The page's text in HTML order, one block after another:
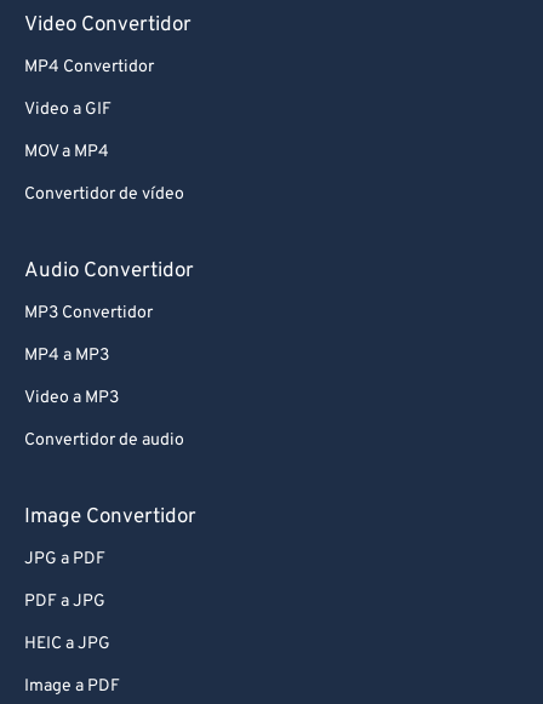
Video Convertidor
MP4 Convertidor
Video a GIF
MOV a MP4
Convertidor de vídeo
Audio Convertidor
MP3 Convertidor
MP4 a MP3
Video a MP3
Convertidor de audio
Image Convertidor
JPG a PDF
PDF a JPG
HEIC a JPG
Image a PDF